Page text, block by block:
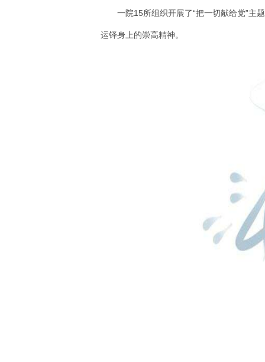
一院15所组织开展了“把一切献给党”主
运铎身上的崇高精神。